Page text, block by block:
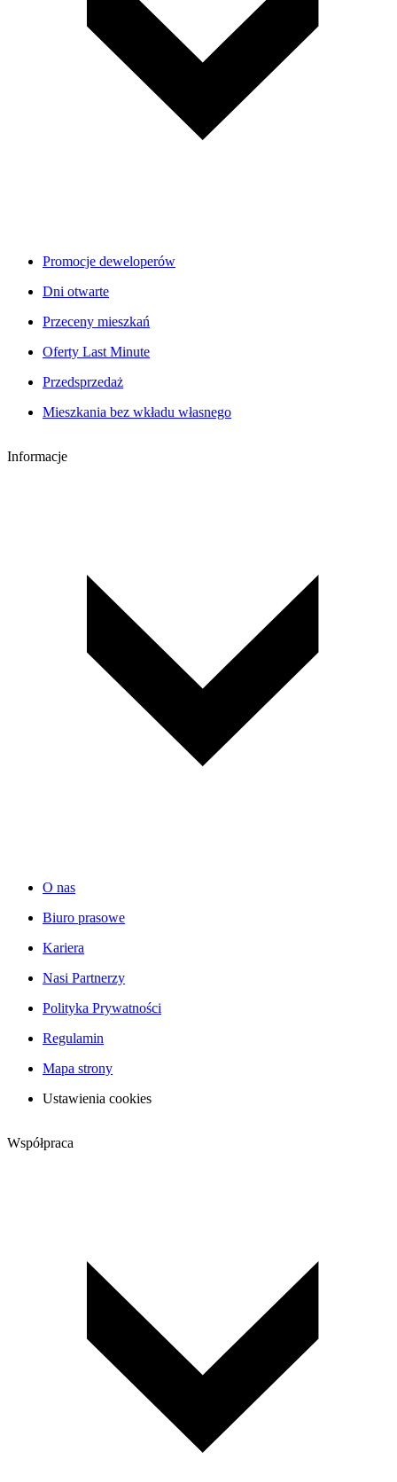
Promocje deweloperów
Dni otwarte
Przeceny mieszkań
Oferty Last Minute
Przedsprzedaż
Mieszkania bez wkładu własnego
Informacje
O nas
Biuro prasowe
Kariera
Nasi Partnerzy
Polityka Prywatności
Regulamin
Mapa strony
Ustawienia cookies
Współpraca